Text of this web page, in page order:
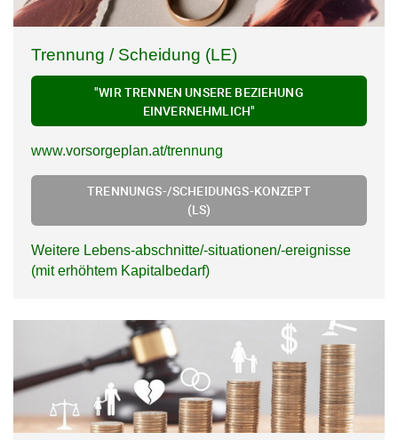
Trennung / Scheidung (LE)
"WIR TRENNEN UNSERE BEZIEHUNG
EINVERNEHMLICH"
www.vorsorgeplan.at/trennung
TRENNUNGS-/SCHEIDUNGS-KONZEPT
(LS)
Weitere Lebens-abschnitte/-situationen/-ereignisse
(mit erhöhtem Kapitalbedarf)